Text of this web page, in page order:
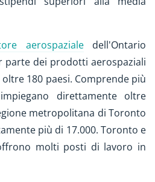
aerospazialedell'Ontario
parte dei prodotti aerospaziali
180 paesi. Comprende più
direttamente oltre
metropolitana di Toronto
più di 17.000. Toronto e
molti posti di lavoro in